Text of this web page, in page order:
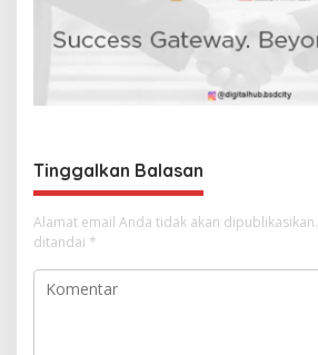
p
s
Tinggalkan Balasan
Alamat email Anda tidak akan dipublikasikan.
ditandai *